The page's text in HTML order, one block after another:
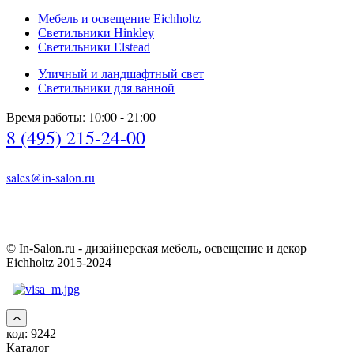
Мебель и освещение Eichholtz
Светильники Hinkley
Светильники Elstead
Уличный и ландшафтный свет
Светильники для ванной
Время работы: 10:00 - 21:00
8 (495) 215-24-00
sales@in-salon.ru
© In-Salon.ru - дизайнерская мебель, освещение и декор
Eichholtz 2015-2024
код: 9242
Каталог